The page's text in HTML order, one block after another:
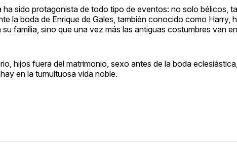
sido protagonista de todo tipo de eventos: no solo bélicos,
la boda de Enrique de Gales, también conocido como Harry,
familia, sino que una vez más las antiguas costumbres van
hijos fuera del matrimonio, sexo antes de la boda
en la tumultuosa vida noble.